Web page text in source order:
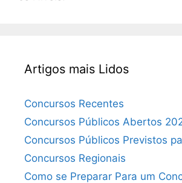
Artigos mais Lidos
Concursos Recentes
Concursos Públicos Abertos
Concursos Públicos Previstos
Concursos Regionais
Como se Preparar Para um